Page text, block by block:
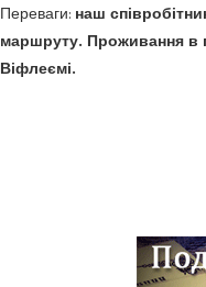
Переваги: ​​ наш
маршруту. Проживання в
Віфлеємі.